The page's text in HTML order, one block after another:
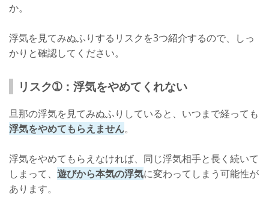
か。
浮気を見てみぬふりするリスクを3つ紹介するので、しっ
かりと確認してください。
リスク➀：浮気をやめてくれない
旦那の浮気を見てみぬふりしていると、いつまで経っても
浮気をやめてもらえません。
浮気をやめてもらえなければ、同じ浮気相手と長く続いて
しまって、 遊びから本気の浮気に変わってしまう可能性が
あります。